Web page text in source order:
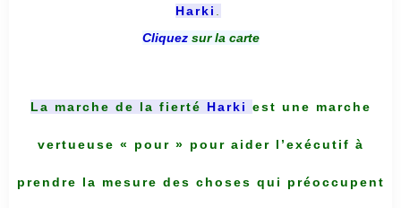
Harki
Cliquez sur la carte
La marche de la fierté Harki est une marche
vertueuse « pour » pour aider l’exécutif à
prendre la mesure des choses qui préoccupent